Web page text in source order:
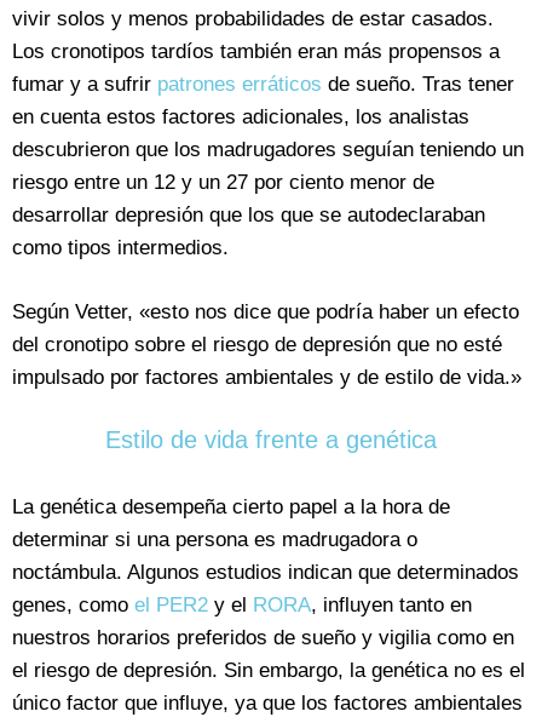
vivir solos y menos probabilidades de estar casados.
Los cronotipos tardíos también eran más propensos a
fumar y a sufrir patrones erráticos de sueño. Tras tener
en cuenta estos factores adicionales, los analistas
descubrieron que los madrugadores seguían teniendo un
riesgo entre un 12 y un 27 por ciento menor de
desarrollar depresión que los que se autodeclaraban
como tipos intermedios.
Según Vetter, «esto nos dice que podría haber un efecto
del cronotipo sobre el riesgo de depresión que no esté
impulsado por factores ambientales y de estilo de vida.»
Estilo de vida frente a genética
La genética desempeña cierto papel a la hora de
determinar si una persona es madrugadora o
noctámbula. Algunos estudios indican que determinados
genes, como el PER2 y el RORA, influyen tanto en
nuestros horarios preferidos de sueño y vigilia como en
el riesgo de depresión. Sin embargo, la genética no es el
único factor que influye, ya que los factores ambientales